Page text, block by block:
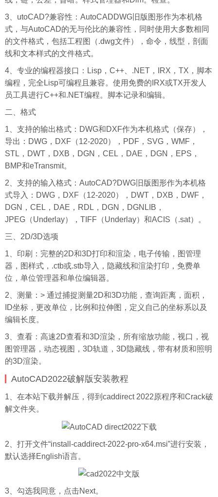
3、utoCAD?兼容性：AutoCADDWG旧版图形作为本机格
式，与AutoCAD的无与伦比的兼容性，同时使用大多数相同
的文件格式，包括工程图（.dwg文件），命令，线型，剖面
线和文本样式的文件格式。
4、专业的编程器接口：Lisp，C++、.NET，IRX，TX，脚本
编程，完全Lisp可编程且兼容。使用免费的IRX或TX开发人
员工具进行C++和.NET编程。脚本记录和编辑。
二、格式
1、支持的输出格式：DWG和DXF作为本机格式（保存），
导出：DWG，DXF（12-2020），PDF，SVG，WMF，
STL，DWT，DXB，DGN，CEL，DAE，DGN，EPS，
BMP和eTransmit。
2、支持的输入格式：AutoCAD?DWG旧版图形作为本机格
式导入：DWG，DXF（12-2020），DWT，DXB，DWF，
DGN，CEL，DAE，RDL，DGN，DGNLIB，
JPEG（Underlay），TIFF（Underlay）和ACIS（.sat）。
三、2D/3D选项
1、印刷：完整的2D和3D打印和渲染，电子传输，图管理
器，图样式，.ctb或.stb导入，隐藏线和渲染打印，免费单
位，单位管理器和单位编辑器。
2、测量：> 通过捕捉测量2D和3D功能，查询距离，面积，
ID坐标，更改单位，比例和拉伸图，定义自己的坐标系以及
编辑长度。
3、查看：高速2D查看和3D渲染，所有缩放功能，视口，视
图管理器，动态视图，3D轨道，3D隐藏线，带有材质和照明
的3D渲染。
AutoCAD2022破解版安装教程
1、在本站下载并解压，得到caddirect 2022原程序和Crack破
解文件夹。
2、打开文件“install-caddirect-2022-pro-x64.msi”进行安装，
默认选择English语言。
3、勾选我同意，点击Next。